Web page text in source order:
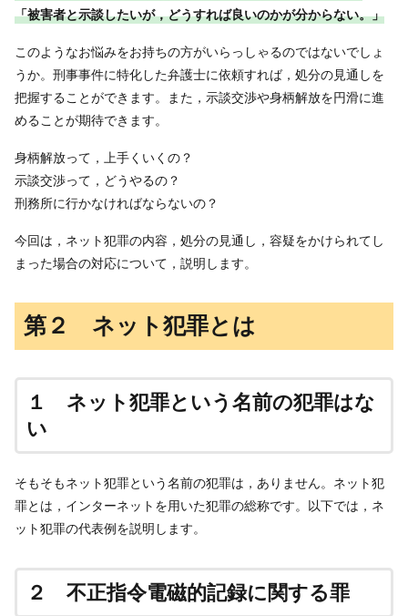
「被害者と示談したいが，どうすれば良いのかが分からない。」
このようなお悩みをお持ちの方がいらっしゃるのではないでしょ
うか。刑事事件に特化した弁護士に依頼すれば，処分の見通しを
把握することができます。また，示談交渉や身柄解放を円滑に進
めることが期待できます。
身柄解放って，上手くいくの？
示談交渉って，どうやるの？
刑務所に行かなければならないの？
今回は，ネット犯罪の内容，処分の見通し，容疑をかけられてし
まった場合の対応について，説明します。
第２ ネット犯罪とは
１ ネット犯罪という名前の犯罪はな
い
そもそもネット犯罪という名前の犯罪は，ありません。ネット犯
罪とは，インターネットを用いた犯罪の総称です。以下では，ネ
ット犯罪の代表例を説明します。
２ 不正指令電磁的記録に関する罪